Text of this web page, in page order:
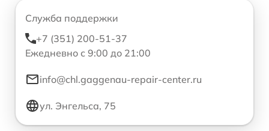
Служба поддержки
+7 (351) 200-51-37
Ежедневно с 9:00 до 21:00
info@chl.gaggenau-repair-center.ru
ул. Энгельса, 75